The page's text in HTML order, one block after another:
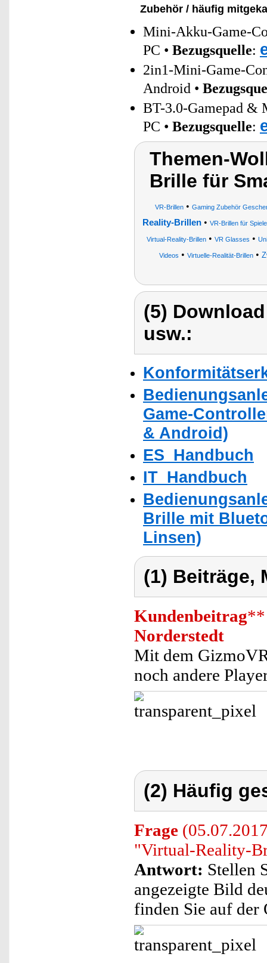
Zubehör / häufig
Mini-Akku-Game-
PC • Bezugsquelle:
2in1-Mini-Game-
Android •
BT-3.0-Gamepad
PC • Bezugsquelle:
Themen-
Brille für
VR-Brillen• Gaming Zubehör
Reality-Brillen • VR-Brillen für
Virtual-Reality-Brillen• VR Glasses •
Videos • Virtuelle-Realität-Brillen•
(5)
usw.:
Game-
& Android)
ES_Handbuch
IT_Handbuch
Brille mit
Linsen)
(1) Beiträge,
Kundenbeitrag**
Norderstedt
Mit dem
noch andere
(2) Häufig
Frage
"Virtual-Reality-
Antwort: Stellen
angezeigte Bild
finden Sie auf der